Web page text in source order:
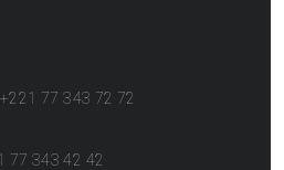
77 343 72 72
77 343 42 42